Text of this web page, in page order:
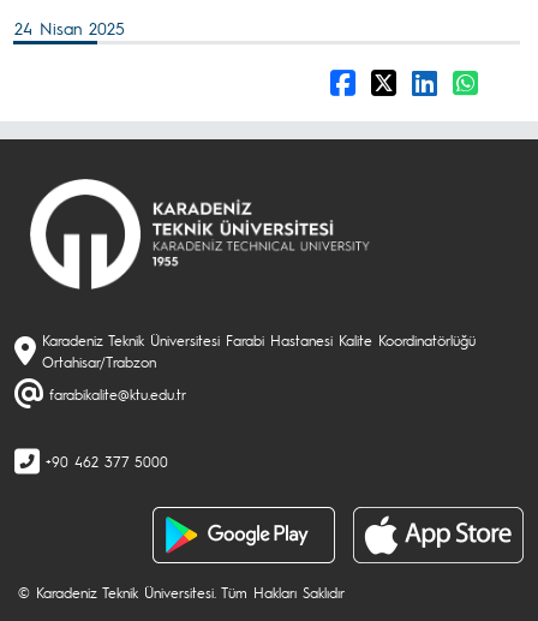
24 Nisan 2025
Karadeniz Teknik Üniversitesi Farabi Hastanesi Kalite Koordinatörlüğü
Ortahisar/Trabzon
farabikalite@ktu.edu.tr
+90 462 377 5000
© Karadeniz Teknik Üniversitesi. Tüm Hakları Saklıdır